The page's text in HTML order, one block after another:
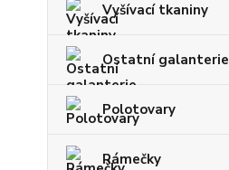
Vyšívací tkaniny
Ostatní galanterie
Polotovary
Rámečky